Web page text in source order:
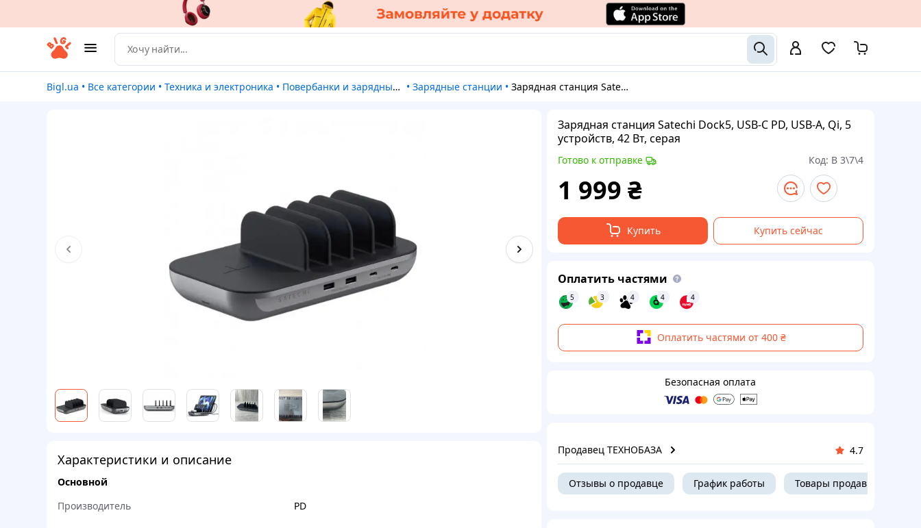
Bigl.ua • Все категории • Техника и электроника • Повербанки и зарядные станции • Зарядные станции • Зарядная станция Satechi Dock5, USB-C PD, USB-A, Qi, 5 устройств, 42 Вт, серая
Характеристики и описание
Основной
Производитель
PD
Зарядная станция Satechi Dock5, USB-C PD, USB-A, Qi, 5
устройств, 42 Вт, серая
Готово к отправке Код: В 3\7\4
1 999 ₴
Купить Купить сейчас
Оплатить частями
5 3 4 4 4
Оплатить частями от 400 ₴
Безопасная оплата
Продавец ТЕХНОБАЗА 4.7
Отзывы о продавце График работы Товары продавца